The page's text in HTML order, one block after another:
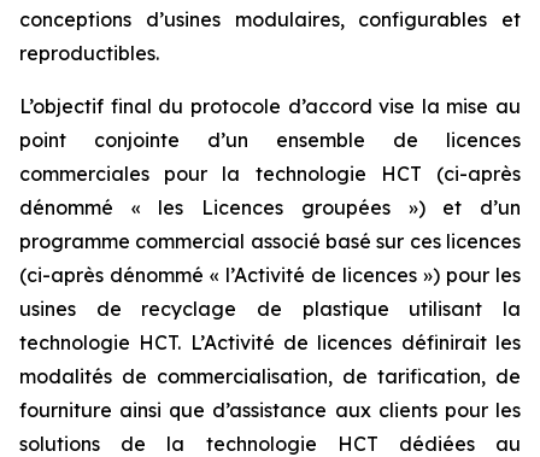
conceptions d’usines modulaires, configurables et
reproductibles.
L’objectif final du protocole d’accord vise la mise au
point conjointe d’un ensemble de licences
commerciales pour la technologie HCT (ci-après
dénommé « les Licences groupées ») et d’un
programme commercial associé basé sur ces licences
(ci-après dénommé « l’Activité de licences ») pour les
usines de recyclage de plastique utilisant la
technologie HCT. L’Activité de licences définirait les
modalités de commercialisation, de tarification, de
fourniture ainsi que d’assistance aux clients pour les
solutions de la technologie HCT dédiées au